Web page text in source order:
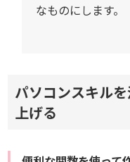
なものにします。
パソコンスキル
上げる